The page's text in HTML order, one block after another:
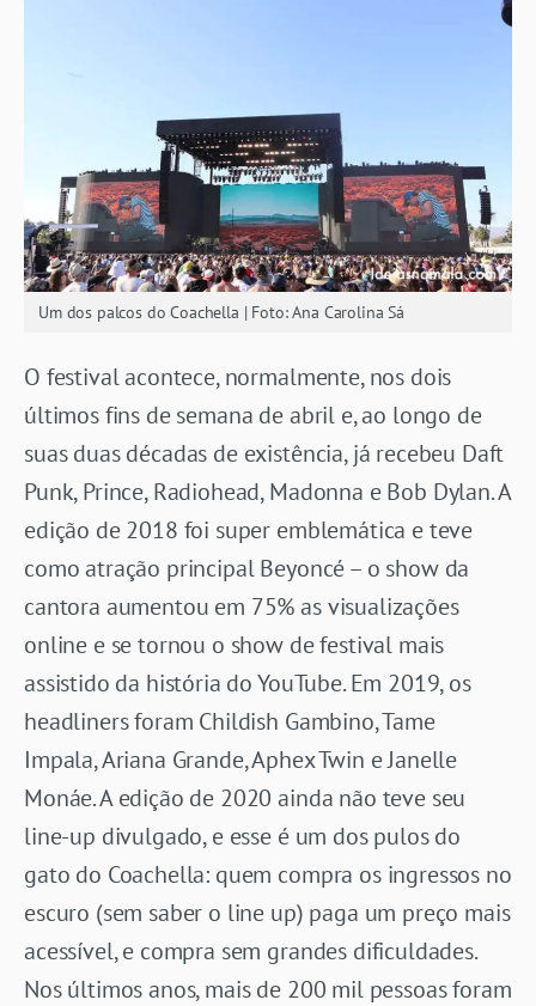
Um dos palcos do Coachella | Foto: Ana Carolina Sá
O festival acontece, normalmente, nos dois
últimos fins de semana de abril e, ao longo de
suas duas décadas de existência, já recebeu Daft
Punk, Prince, Radiohead, Madonna e Bob Dylan. A
edição de 2018 foi super emblemática e teve
como atração principal Beyoncé – o show da
cantora aumentou em 75% as visualizações
online e se tornou o show de festival mais
assistido da história do YouTube. Em 2019, os
headliners foram Childish Gambino, Tame
Impala, Ariana Grande, Aphex Twin e Janelle
Monáe. A edição de 2020 ainda não teve seu
line-up divulgado, e esse é um dos pulos do
gato do Coachella: quem compra os ingressos no
escuro (sem saber o line up) paga um preço mais
acessível, e compra sem grandes dificuldades.
Nos últimos anos, mais de 200 mil pessoas foram